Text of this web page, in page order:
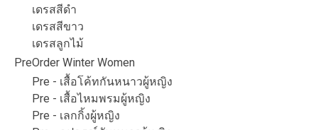
เดรสสีดำ
เดรสสีขาว
เดรสลูกไม้
PreOrder Winter Women
Pre - เสื้อโค้ทกันหนาวผู้หญิง
Pre - เสื้อไหมพรมผู้หญิง
Pre - เลกกิ้งผู้หญิง